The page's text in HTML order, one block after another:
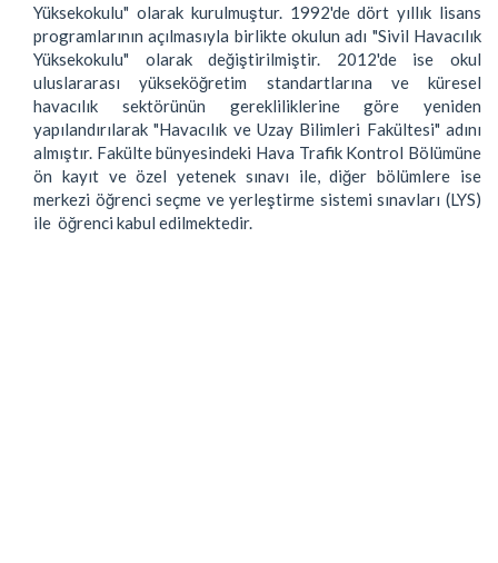
Yüksekokulu" olarak kurulmuştur. 1992'de dört yıllık lisans
programlarının açılmasıyla birlikte okulun adı "Sivil Havacılık
Yüksekokulu" olarak değiştirilmiştir. 2012'de ise okul
uluslararası yükseköğretim standartlarına ve küresel
havacılık sektörünün gerekliliklerine göre yeniden
yapılandırılarak "Havacılık ve Uzay Bilimleri Fakültesi" adını
almıştır. Fakülte bünyesindeki Hava Trafik Kontrol Bölümüne
ön kayıt ve özel yetenek sınavı ile, diğer bölümlere ise
merkezi öğrenci seçme ve yerleştirme sistemi sınavları (LYS)
ile öğrenci kabul edilmektedir.